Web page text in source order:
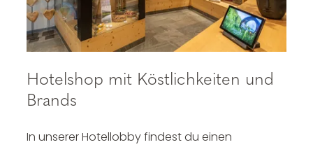
Hotelshop mit Köstlichkeiten und
Brands
In unserer Hotellobby findest du einen